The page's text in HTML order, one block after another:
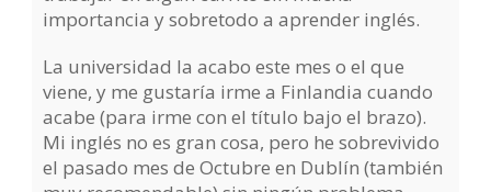
importancia y sobretodo a aprender inglés.
La universidad la acabo este mes o el que
viene, y me gustaría irme a Finlandia cuando
acabe (para irme con el título bajo el brazo).
Mi inglés no es gran cosa, pero he sobrevivido
el pasado mes de Octubre en Dublín (también